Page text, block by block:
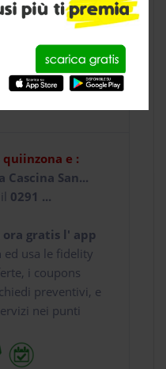
e :
Cascina San...
0291 ...
ora gratis l' app
ed usa le fidelity
i coupons
preventivi, e
nei punti